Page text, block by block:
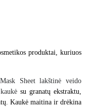
produktai, kuriuos
Sheet lakštinė veido
su granatų ekstraktu,
Kaukė maitina ir drėkina